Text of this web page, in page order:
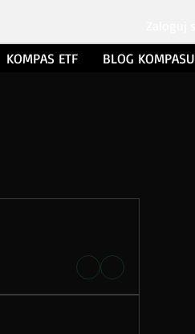
KOMPAS ETF BLOG KOMPASU